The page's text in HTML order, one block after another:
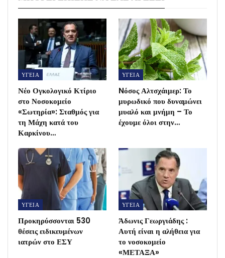
ΥΓΕΙΑ
Νέο Ογκολογικό Κτίριο
στο Νοσοκομείο
«Σωτηρία»: Σταθμός για
τη Μάχη κατά του
Καρκίνου…
ΥΓΕΙΑ
Nόσος Αλτσχάιμερ: Το
μυρωδικό που δυναμώνει
μυαλό και μνήμη – Το
έχουμε όλοι στην…
ΥΓΕΙΑ
Προκηρύσσονται 530
θέσεις ειδικευμένων
ιατρών στο ΕΣΥ
ΥΓΕΙΑ
Άδωνις Γεωργιάδης :
Αυτή είναι η αλήθεια για
το νοσοκομείο
«ΜΕΤΑΞΑ»